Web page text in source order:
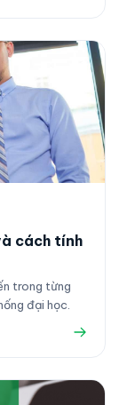
cách tính
trong từng
đại học.